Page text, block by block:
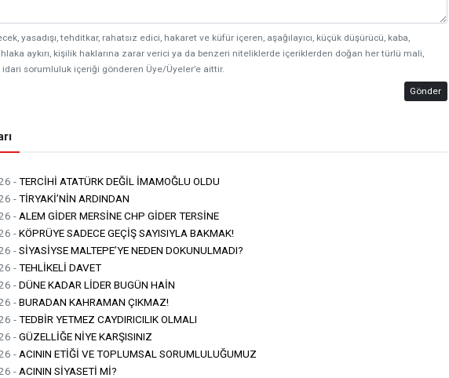
yasadışı, tehditkar, rahatsız edici, hakaret ve küfür içeren, aşağılayıcı, küçük düşürücü, kaba,
aykırı, kişilik haklarına zarar verici ya da benzeri niteliklerde içeriklerden doğan her türlü mali,
idari sorumluluk içeriği gönderen Üye/Üyeler’e aittir.
Gönder
-TERCİHİ ATATÜRK DEĞİL İMAMOĞLU OLDU
-TİRYAKİ’NİN ARDINDAN
- ALEM GİDER MERSİNE CHP GİDER TERSİNE
-KÖPRÜYE SADECE GEÇİŞ SAYISIYLA BAKMAK!
-SİYASİYSE MALTEPE’YE NEDEN DOKUNULMADI?
-TEHLİKELİ DAVET
-DÜNE KADAR LİDER BUGÜN HAİN
-‎BURADAN KAHRAMAN ÇIKMAZ!
-TEDBİR YETMEZ CAYDIRICILIK OLMALI
-GÜZELLİĞE NİYE KARŞISINIZ
- ACININ ETİĞİ VE TOPLUMSAL SORUMLULUĞUMUZ
- ACININ SİYASETİ Mİ?